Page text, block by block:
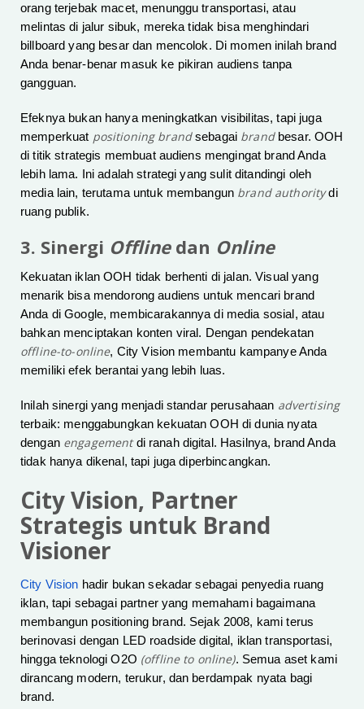
orang terjebak macet, menunggu transportasi, atau
melintas di jalur sibuk, mereka tidak bisa menghindari
billboard yang besar dan mencolok. Di momen inilah brand
Anda benar-benar masuk ke pikiran audiens tanpa
gangguan.
Efeknya bukan hanya meningkatkan visibilitas, tapi juga
memperkuat positioning brandsebagai brandbesar. OOH
di titik strategis membuat audiens mengingat brand Anda
lebih lama. Ini adalah strategi yang sulit ditandingi oleh
media lain, terutama untuk membangun brand authoritydi
ruang publik.
3. Sinergi Offlinedan Online
Kekuatan iklan OOH tidak berhenti di jalan. Visual yang
menarik bisa mendorong audiens untuk mencari brand
Anda di Google, membicarakannya di media sosial, atau
bahkan menciptakan konten viral. Dengan pendekatan
offline-to-online, City Vision membantu kampanye Anda
memiliki efek berantai yang lebih luas.
Inilah sinergi yang menjadi standar perusahaan advertising
terbaik: menggabungkan kekuatan OOH di dunia nyata
dengan engagementdi ranah digital. Hasilnya, brand Anda
tidak hanya dikenal, tapi juga diperbincangkan.
City Vision, Partner
Strategis untuk Brand
Visioner
City Vision hadir bukan sekadar sebagai penyedia ruang
iklan, tapi sebagai partner yang memahami bagaimana
membangun positioning brand. Sejak 2008, kami terus
berinovasi dengan LED roadside digital, iklan transportasi,
hingga teknologi O2O (offline to online). Semua aset kami
dirancang modern, terukur, dan berdampak nyata bagi
brand.